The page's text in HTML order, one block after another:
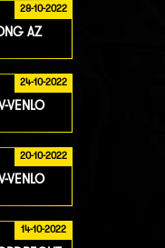
28-10-2022
AZ
24-10-2022
VENLO
20-10-2022
VENLO
14-10-2022